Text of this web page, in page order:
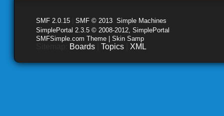
SMF 2.0.15 SMF © 2013 Simple Machines
SimplePortal 2.3.5 © 2008-2012, SimplePortal
SMFSimple.com Theme | Skin Samp
Boards Topics XML